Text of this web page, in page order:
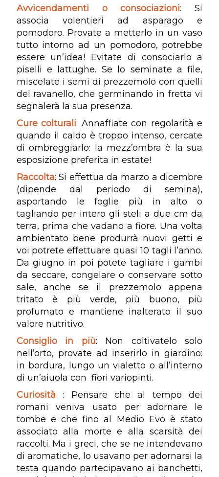
Avvicendamenti o consociazioni: Si
associa volentieri ad asparago e
pomodoro. Provate a metterlo in un vaso
tutto intorno ad un pomodoro, potrebbe
essere un’idea! Evitate di consociarlo a
piselli e lattughe. Se lo seminate a file,
miscelate i semi di prezzemolo con quelli
del ravanello, che germinando in fretta vi
segnalerà la sua presenza.
Cure colturali: Annaffiate con regolarità e
quando il caldo è troppo intenso, cercate
di ombreggiarlo: la mezz’ombra è la sua
esposizione preferita in estate!
Raccolta: Si effettua da marzo a dicembre
(dipende dal periodo di semina),
asportando le foglie più in alto o
tagliando per intero gli steli a due cm da
terra, prima che vadano a fiore. Una volta
ambientato bene produrrà nuovi getti e
voi potrete effettuare quasi 10 tagli l’anno.
Da giugno in poi potete tagliare i gambi
da seccare, congelare o conservare sotto
sale, anche se il prezzemolo appena
tritato è più verde, più buono, più
profumato e mantiene inalterato il suo
valore nutritivo.
Consiglio in più: Non coltivatelo solo
nell’orto, provate ad inserirlo in giardino:
in bordura, lungo un vialetto o all’interno
di un’aiuola con fiori variopinti.
Curiosità : Pensare che al tempo dei
romani veniva usato per adornare le
tombe e che fino al Medio Evo è stato
associato alla morte e alla scarsità dei
raccolti. Ma i greci, che se ne intendevano
di aromatiche, lo usavano per adornarsi la
testa quando partecipavano ai banchetti,